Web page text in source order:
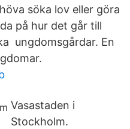
söka lov eller göra
på hur det går till
ungdomsgårdar. En
Vasastaden i
Stockholm.